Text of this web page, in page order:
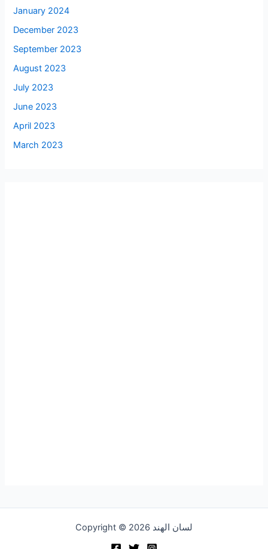
January 2024
December 2023
September 2023
August 2023
July 2023
June 2023
April 2023
March 2023
Copyright © 2026 لسان الهند